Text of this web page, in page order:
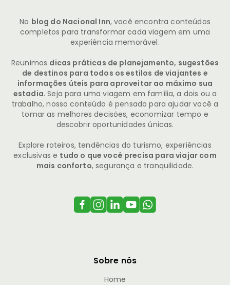
No blog do Nacional Inn, você encontra conteúdos
completos para transformar cada viagem em uma
experiência memorável.
Reunimos dicas práticas de planejamento, sugestões
de destinos para todos os estilos de viajantes e
informações úteis para aproveitar ao máximo sua
estadia. Seja para uma viagem em família, a dois ou a
trabalho, nosso conteúdo é pensado para ajudar você a
tomar as melhores decisões, economizar tempo e
descobrir oportunidades únicas.
Explore roteiros, tendências do turismo, experiências
exclusivas e tudo o que você precisa para viajar com
mais conforto, segurança e tranquilidade.
Sobre nós
Home